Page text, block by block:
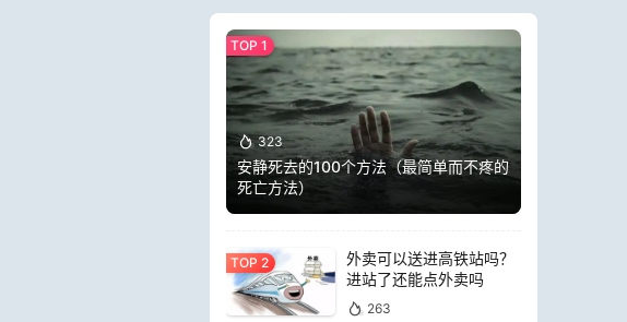
323
安静死去的100个方法（最简单而不疼的
死亡方法）
外卖可以送进高铁站吗？
进站了还能点外卖吗
263